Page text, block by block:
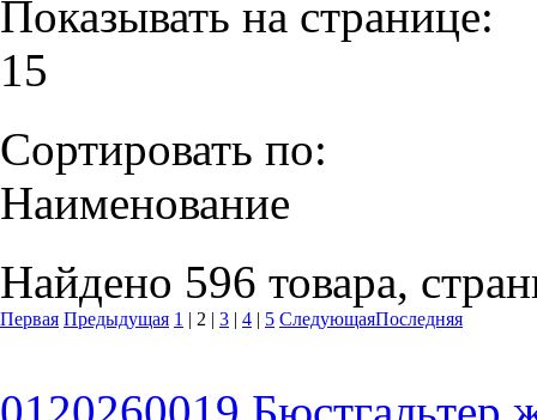
Показывать на странице:
15
Сортировать по:
Наименование
Найдено 596 товара,
Первая Предыдущая 1 | 2 | 3 | 4 | 5 СледующаяПоследняя